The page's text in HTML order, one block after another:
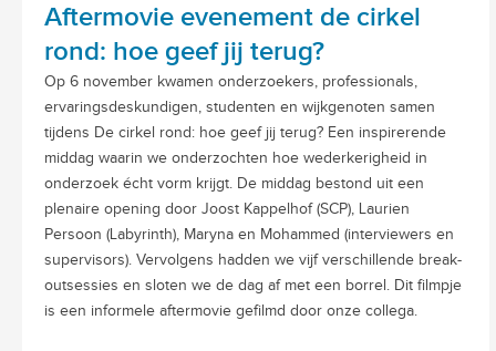
Aftermovie evenement de cirkel
rond: hoe geef jij terug?
Op 6 november kwamen onderzoekers, professionals,
ervaringsdeskundigen, studenten en wijkgenoten samen
tijdens De cirkel rond: hoe geef jij terug? Een inspirerende
middag waarin we onderzochten hoe wederkerigheid in
onderzoek écht vorm krijgt. De middag bestond uit een
plenaire opening door Joost Kappelhof (SCP), Laurien
Persoon (Labyrinth), Maryna en Mohammed (interviewers en
supervisors). Vervolgens hadden we vijf verschillende break-
outsessies en sloten we de dag af met een borrel. Dit filmpje
is een informele aftermovie gefilmd door onze collega.